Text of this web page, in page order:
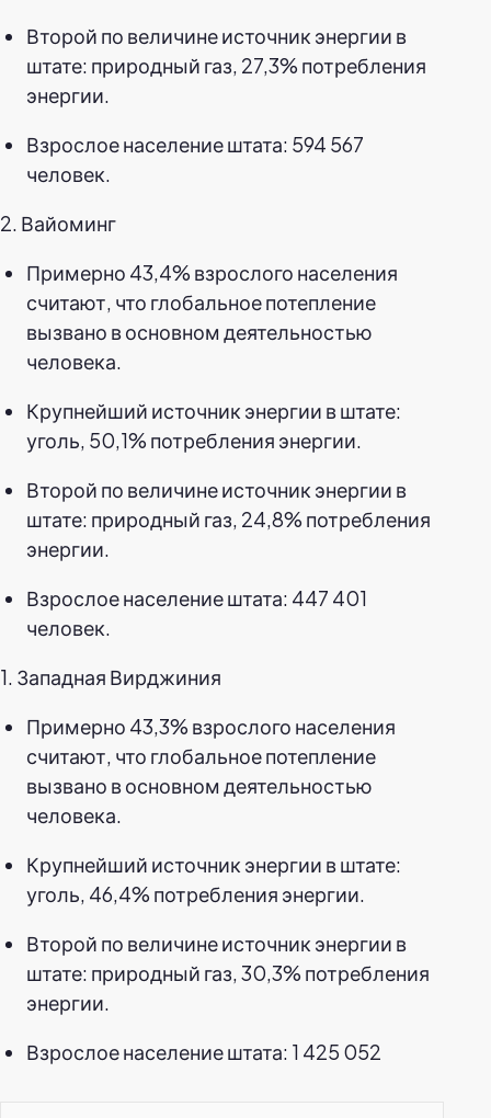
Второй по величине источник энергии в
штате: природный газ, 27,3% потребления
энергии.
Взрослое население штата: 594 567
человек.
2. Вайоминг
Примерно 43,4% взрослого населения
считают, что глобальное потепление
вызвано в основном деятельностью
человека.
Крупнейший источник энергии в штате:
уголь, 50,1% потребления энергии.
Второй по величине источник энергии в
штате: природный газ, 24,8% потребления
энергии.
Взрослое население штата: 447 401
человек.
1. Западная Вирджиния
Примерно 43,3% взрослого населения
считают, что глобальное потепление
вызвано в основном деятельностью
человека.
Крупнейший источник энергии в штате:
уголь, 46,4% потребления энергии.
Второй по величине источник энергии в
штате: природный газ, 30,3% потребления
энергии.
Взрослое население штата: 1 425 052